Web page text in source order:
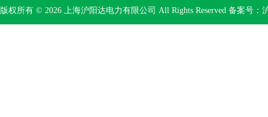
版权所有 © 2026 上海沪阳达电力有限公司 All Rights Reserved 备案号：